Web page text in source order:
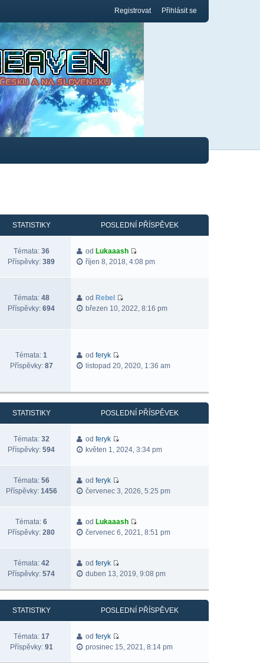
Registrovat Přihlásit se
STATISTIKY POSLEDNÍ PŘÍSPĚVEK
Témata: 36
Příspěvky: 389
od Lukaaash
říjen 8, 2018, 4:08 pm
Témata: 48
Příspěvky: 694
od Rebel
březen 10, 2022, 8:16 pm
Témata: 1
Příspěvky: 87
odferyk
listopad 20, 2020, 1:36 am
STATISTIKY POSLEDNÍ PŘÍSPĚVEK
Témata: 32
Příspěvky: 594
odferyk
květen 1, 2024, 3:34 pm
Témata: 56
Příspěvky: 1456
odferyk
červenec 3, 2026, 5:25 pm
Témata: 6
Příspěvky: 280
od Lukaaash
červenec 6, 2021, 8:51 pm
Témata: 42
Příspěvky: 574
odferyk
duben 13, 2019, 9:08 pm
STATISTIKY POSLEDNÍ PŘÍSPĚVEK
Témata: 17
Příspěvky: 91
odferyk
prosinec 15, 2021, 8:14 pm